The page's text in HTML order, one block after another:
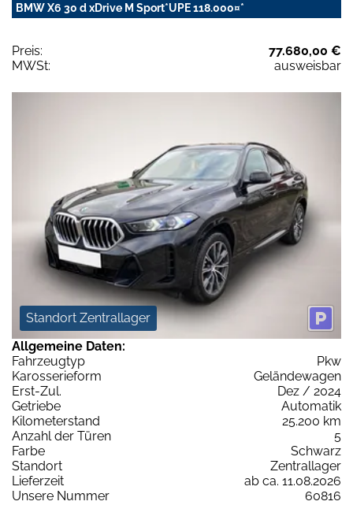
BMW X6 30 d xDrive M Sport*UPE 118.000¤*
Preis:
77.680,00 €
MWSt:
ausweisbar
Standort Zentrallager
Allgemeine Daten:
Fahrzeugtyp
Pkw
Karosserieform
Geländewagen
Erst-Zul.
Dez / 2024
Getriebe
Automatik
Kilometerstand
25.200 km
Anzahl der Türen
5
Farbe
Schwarz
Standort
Zentrallager
Lieferzeit
ab ca. 11.08.2026
Unsere Nummer
60816